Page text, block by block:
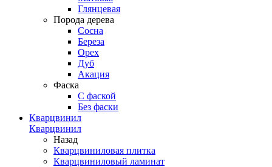
Глянцевая
Порода дерева
Сосна
Береза
Орех
Дуб
Акация
Фаска
С фаской
Без фаски
Кварцвинил
Кварцвинил
Назад
Кварцвиниловая плитка
Кварцвиниловый ламинат